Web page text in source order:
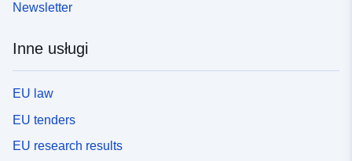
środki w celu uniknięcia pogłębienia ryzyka. W
zależności od poziomu zagrożenia każdy obszar
„Zabudowanie obszarów zabronionych”, znane jako
„obszary czerwone”, gdzie poziom zagrożenia jest
Newsletter
Inne usługi
EU law
EU tenders
EU research results